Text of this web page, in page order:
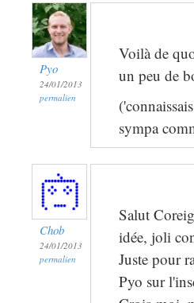
Pyo
24/01/2013
permalien
Voilà de
un peu de
sympa
Chob
24/01/2013
permalien
Salut
idée, joli
Juste pour
Pyo sur